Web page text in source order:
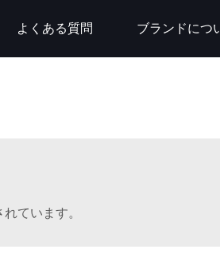
よくある質問 ブランドにつ
ています。